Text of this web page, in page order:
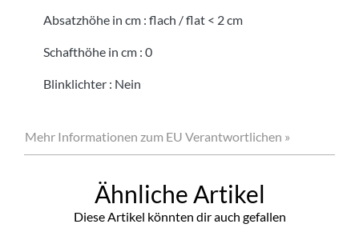
Absatzhöhe in cm : flach / flat < 2 cm
Schafthöhe in cm : 0
Blinklichter : Nein
Mehr Informationen zum EU Verantwortlichen »
Ähnliche Artikel
Diese Artikel könnten dir auch gefallen